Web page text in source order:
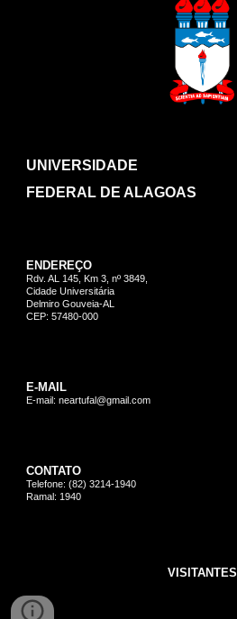
UNIVERSIDADE
FEDERAL DE ALAGOAS
ENDEREÇO
Rdv. AL 145, Km 3, nº 3849,
Cidade Universitária
Delmiro Gouveia-AL
CEP: 57480-000
E-MAIL
E-mail: neartufal@gmail.com
CONTATO
Telefone: (82) 3214-1940
Ramal: 1940
VISITANTES